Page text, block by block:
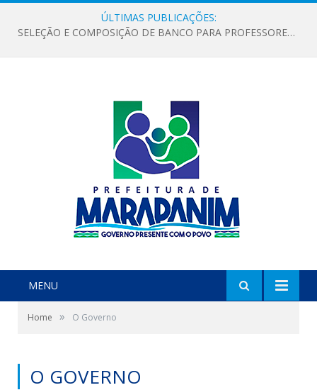
ÚLTIMAS PUBLICAÇÕES:
SELEÇÃO E COMPOSIÇÃO DE BANCO PARA PROFESSORES ALFABETIZADORES NO ÂMBITO DO PROGRAMA BRASIL ALFABETIZADO – PBA NOVO CICLO
MENU
Home » O Governo
O GOVERNO